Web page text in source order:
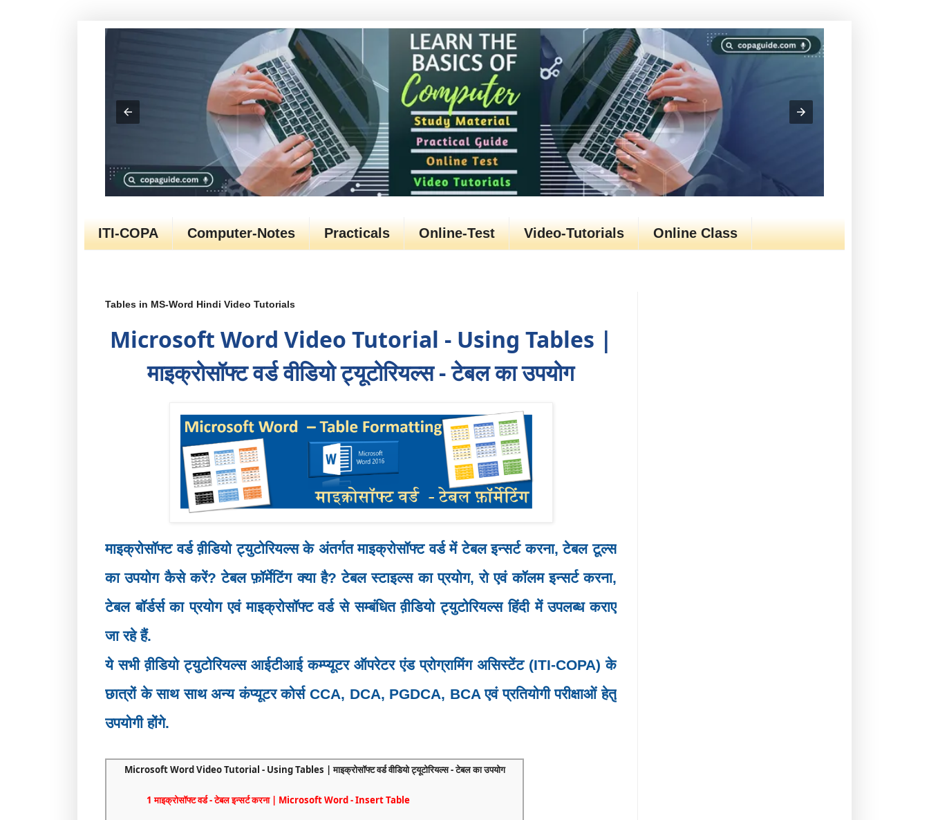
ITI-COPA Computer-Notes Practicals Online-Test Video-Tutorials Online Class
Tables in MS-Word Hindi Video Tutorials
Microsoft Word Video Tutorial - Using Tables |
माइक्रोसॉफ्ट वर्ड वीडियो ट्यूटोरियल्स - टेबल का उपयोग
माइक्रोसॉफ्ट वर्ड व़ीडियो ट्युटोरियल्स के अंतर्गत माइक्रोसॉफ्ट वर्ड में टेबल इन्सर्ट करना, टेबल टूल्स
का उपयोग कैसे करें? टेबल फ़ॉर्मेटिंग क्या है? टेबल स्टाइल्स का प्रयोग, रो एवं कॉलम इन्सर्ट करना,
टेबल बॉर्डर्स का प्रयोग एवं माइक्रोसॉफ्ट वर्ड से सम्बंधित व़ीडियो ट्युटोरियल्स हिंदी में उपलब्ध कराए
जा रहे हैं.
ये सभी व़ीडियो ट्युटोरियल्स आईटीआई कम्प्यूटर ऑपरेटर एंड प्रोग्रामिंग असिस्टेंट (ITI-COPA) के
छात्रों के साथ साथ अन्य कंप्यूटर कोर्स CCA, DCA, PGDCA, BCA एवं प्रतियोगी परीक्षाओं हेतु
उपयोगी होंगे.
Microsoft Word Video Tutorial - Using Tables | माइक्रोसॉफ्ट वर्ड वीडियो ट्यूटोरियल्स - टेबल का उपयोग
1 माइक्रोसॉफ्ट वर्ड - टेबल इन्सर्ट करना | Microsoft Word - Insert Table